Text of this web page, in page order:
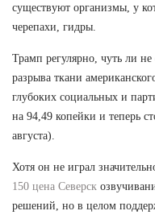
существуют организмы, у
черепахи, гидры.
Трамп регулярно, чуть ли
разрыва ткани
глубоких социальных и
на 94,49 копейки и теперь
августа).
Хотя он не играл
150 цена Северск
решений, но в целом